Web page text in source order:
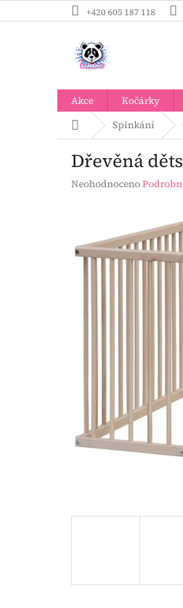
na
+420 605 187 118
Akce Kočárky
Domů Spinkání
Dřevěná
Průměrné
z
Neohodnoceno